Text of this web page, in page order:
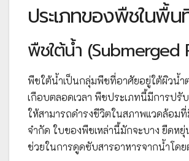
ประเภทของพืชในพื้
พืชใต้น้ำ (Submerged
พืชใต้น้ำเป็นกลุ่มพืชที่อาศัยอยู่ใต้ผิวน้ำ
เกือบตลอดเวลา พืชประเภทนี้มีการปรั
ให้สามารถดำรงชีวิตในสภาพแวดล้อม
จำกัด ใบของพืชเหล่านี้มักจะบาง ยืดหยุ่
ช่วยในการดูดซับสารอาหารจากน้ำโดย